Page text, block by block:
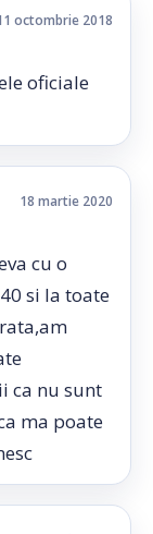
octombrie 2018
oficiale
18 martie 2020
cu o
si la toate
ca nu sunt
ma poate